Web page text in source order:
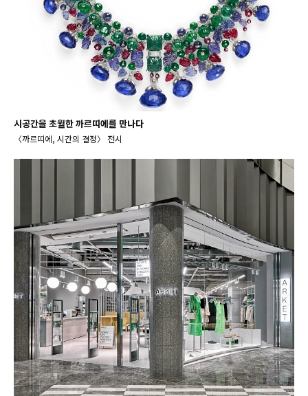
시공간을 초월한 까르띠에를 만나다
〈까르띠에, 시간의 결정〉 전시